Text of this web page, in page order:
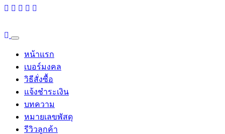
หน้าแรก
เบอร์มงคล
วิธีสั่งซื้อ
แจ้งชำระเงิน
บทความ
หมายเลขพัสดุ
รีวิวลูกค้า